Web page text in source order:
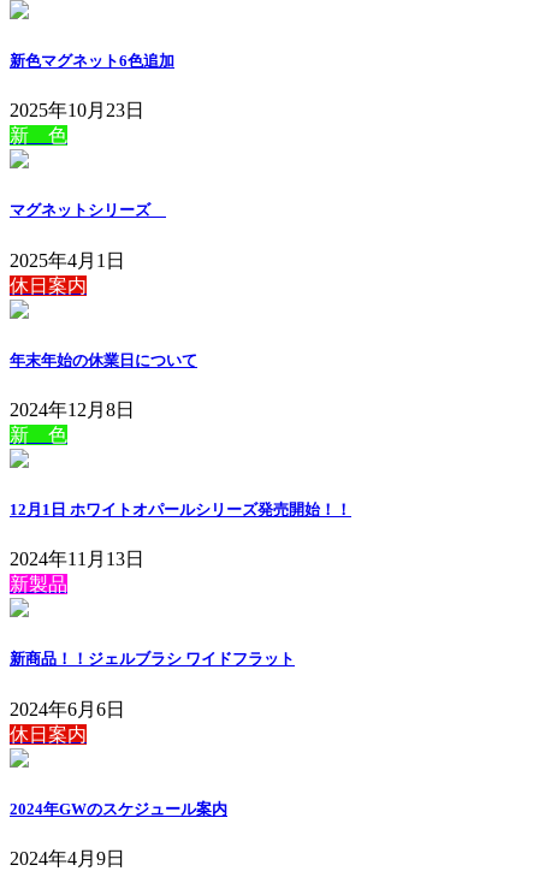
新色マグネット6色追加
2025年10月23日
新 色
マグネットシリーズ
2025年4月1日
休日案内
年末年始の休業日について
2024年12月8日
新 色
12月1日 ホワイトオパールシリーズ発売開始！！
2024年11月13日
新製品
新商品！！ジェルブラシ ワイドフラット
2024年6月6日
休日案内
2024年GWのスケジュール案内
2024年4月9日